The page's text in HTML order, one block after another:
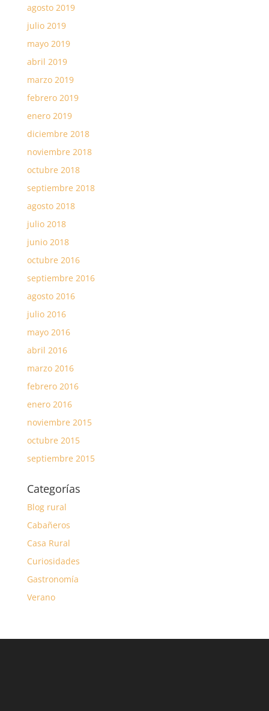
agosto 2019
julio 2019
mayo 2019
abril 2019
marzo 2019
febrero 2019
enero 2019
diciembre 2018
noviembre 2018
octubre 2018
septiembre 2018
agosto 2018
julio 2018
junio 2018
octubre 2016
septiembre 2016
agosto 2016
julio 2016
mayo 2016
abril 2016
marzo 2016
febrero 2016
enero 2016
noviembre 2015
octubre 2015
septiembre 2015
Categorías
Blog rural
Cabañeros
Casa Rural
Curiosidades
Gastronomía
Verano